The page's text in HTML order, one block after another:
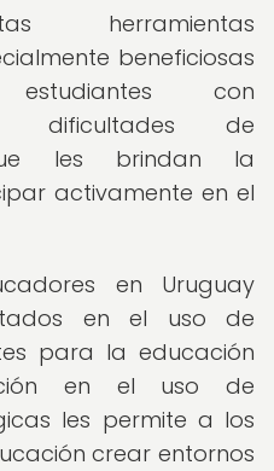
herramientas
beneficiosas
con
dificultades de
les brindan la
activamente en el
en Uruguay
en el uso de
para la educación
en el uso de
les permite a los
crear entornos